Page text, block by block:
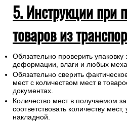
5. Инструкции при
товаров из
Обязательно проверить
деформации, влаги и любых
Обязательно сверить
мест с количеством мест в
документах.
Количество мест в получаемом
соответствовать количеству
накладной.